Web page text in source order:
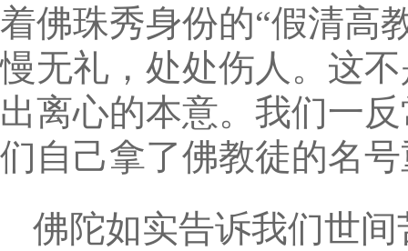
着佛珠秀身份的“假清高
慢无礼，处处伤人。这
出离心的本意。我们一
们自己拿了佛教徒的名
佛陀如实告诉我们世